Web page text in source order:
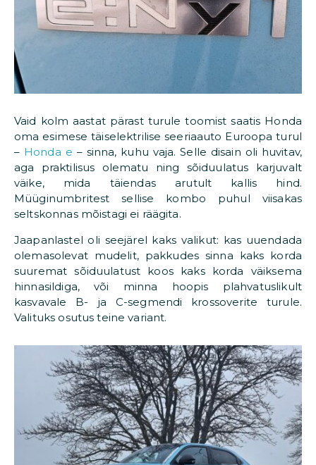
Vaid kolm aastat pärast turule toomist saatis Honda
oma esimese täiselektrilise seeriaauto Euroopa turul
– Honda e – sinna, kuhu vaja. Selle disain oli huvitav,
aga praktilisus olematu ning sõiduulatus karjuvalt
väike, mida täiendas arutult kallis hind.
Müüginumbritest sellise kombo puhul viisakas
seltskonnas mõistagi ei räägita.
Jaapanlastel oli seejärel kaks valikut: kas uuendada
olemasolevat mudelit, pakkudes sinna kaks korda
suuremat sõiduulatust koos kaks korda väiksema
hinnasildiga, või minna hoopis plahvatuslikult
kasvavale B- ja C-segmendi krossoverite turule.
Valituks osutus teine variant.